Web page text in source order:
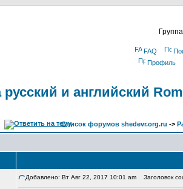
FAQ
Профиль
и английский
Список форумов shedevr.org.ru ->
Добавлено: Вт Авг 22, 2017 10:01 am Заголовок